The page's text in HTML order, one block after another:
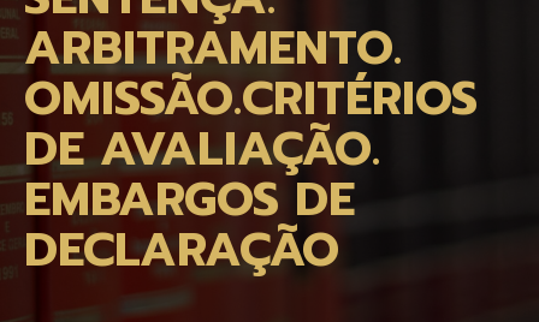
ARBITRAMENTO.
OMISSÃO.CRITÉRIOS
DE AVALIAÇÃO.
EMBARGOS DE
DECLARAÇÃO